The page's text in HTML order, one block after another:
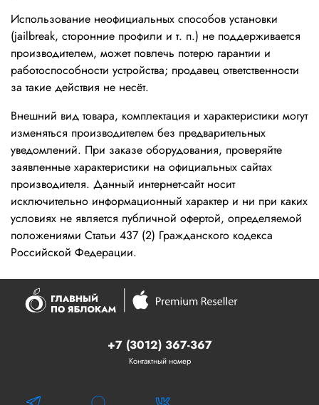
Использование неофициальных способов установки
(jailbreak, сторонние профили и т. п.) не поддерживается
производителем, может повлечь потерю гарантии и
работоспособности устройства; продавец ответственности
за такие действия не несёт.
Внешний вид товара, комплектация и характеристики могут
изменяться производителем без предварительных
уведомлений. При заказе оборудования, проверяйте
заявленные характеристики на официальных сайтах
производителя. Данный интернет-сайт носит
исключительно информационный характер и ни при каких
условиях не является публичной офертой, определяемой
положениями Статьи 437 (2) Гражданского кодекса
Российской Федерации.
+7 (3012) 367-367
Контактный номер